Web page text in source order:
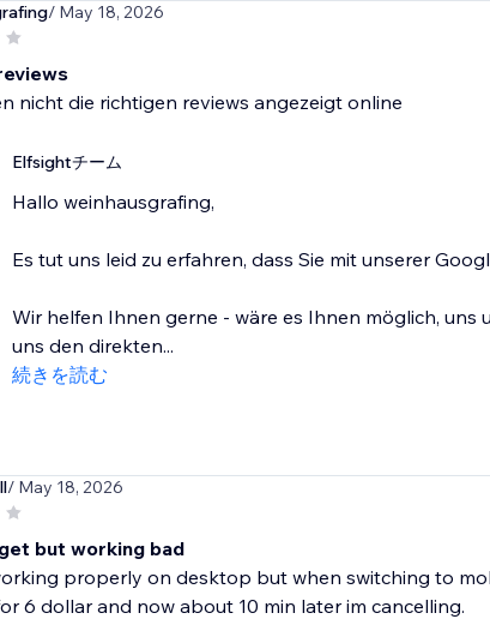
/ May 18, 2026
nicht die richtigen reviews angezeigt online
Elfsightチーム
Hallo weinhausgrafing,
Es tut uns leid zu erfahren, dass Sie mit unserer
Wir helfen Ihnen gerne - wäre es Ihnen möglich,
uns den direkten...
続きを読む
/ May 18, 2026
but working bad
properly on desktop but when switching to
6 dollar and now about 10 min later im cancelling.